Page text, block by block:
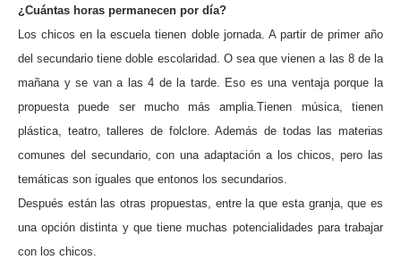
¿Cuántas horas permanecen por día?
Los chicos en la escuela tienen doble jornada. A partir de primer año
del secundario tiene doble escolaridad. O sea que vienen a las 8 de la
mañana y se van a las 4 de la tarde. Eso es una ventaja porque la
propuesta puede ser
mucho más amplia.Tienen música, tienen
plástica, teatro, talleres de folclore. Además de todas las materias
comunes del secundario, con una adaptación a los chicos, pero las
temáticas son iguales que entonos los secundarios.
Después están las otras propuestas, entre la que esta granja, que es
una opción distinta y que tiene muchas potencialidades para trabajar
con los chicos.